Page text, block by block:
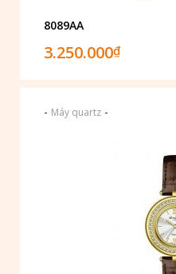
8089AA
3.250.000₫
- Máy quartz -